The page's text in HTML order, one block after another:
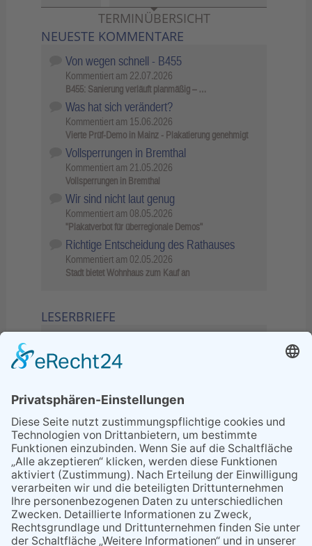
TERMINÜBERSICHT
NEUESTE KOMMENTARE
Von wegen schnell - B455
Kommentiert am 22.07.2026
B455: Sanierung verläuft planmäßig – …
Was hat sich verändert?
Kommentiert am 15.06.2026
Vierte Prüf-Demo in Mainz - Plakatierung genehmigt
Vollsperrungen in Bremthal
Kommentiert am 21.05.2026
Vollsperrungen in Bremthal
Wir sind nicht laut genug
Kommentiert am 08.05.2026
"Plakatverbot für überregionale Demos"
Richtige Entscheidung des Rathauses
Kommentiert am 02.05.2026
Stadt bietet Wohnhaus zum Kauf an
LESERBRIEFE
Sperrung B455: Kleiner
Grenzverkehr statt weite Wege
21.04.2026
Wenn Bahn-Computer nicht
miteinander kommunizieren
11.03.2026
"Plakatverbot für überregionale
Demos"
04.02.2026
Gelbe Tonne – Ein kleiner Blick
über den Tellerand
04.02.2026